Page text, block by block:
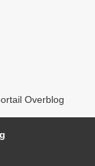
Overblog